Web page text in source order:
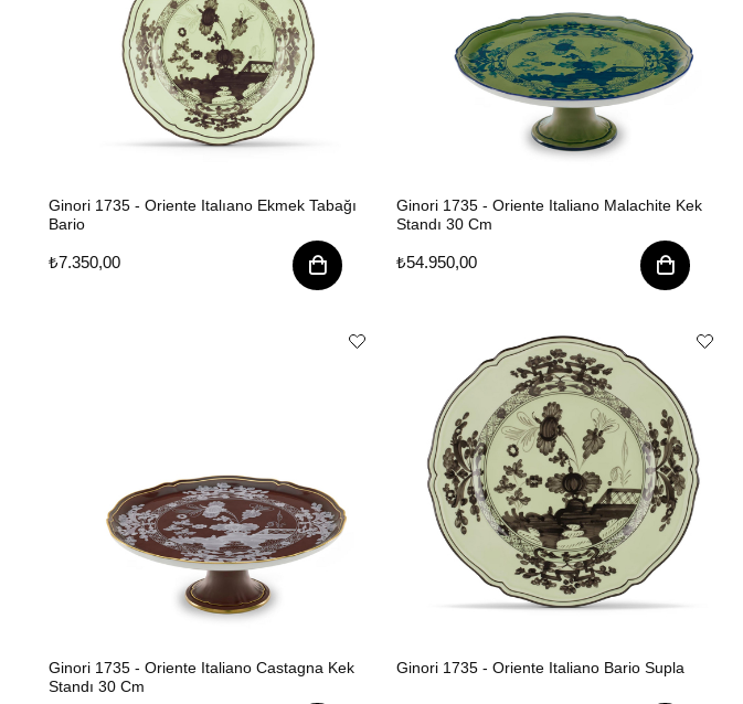
Ginori 1735 - Oriente Italıano Ekmek Tabağı
Bario
₺7.350,00
Ginori 1735 - Oriente Italiano Malachite Kek
Standı 30 Cm
₺54.950,00
Ginori 1735 - Oriente Italiano Castagna Kek
Standı 30 Cm
Ginori 1735 - Oriente Italiano Bario Supla